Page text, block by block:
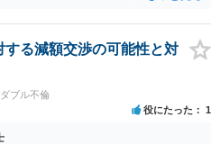
含む１００万円の貸付に至るまでの
等を踏まえて、関係を清算するため
性はあると考えます。 ② 「今後一
」というLINEや誓約書は、裁判上
のやり取りや誓約書の具体的内容
きませんが、一定の証拠価値はある
、後から100万円を貸付扱いに変更
る減額交渉の可能性と対
ブル不倫
役にたった 1